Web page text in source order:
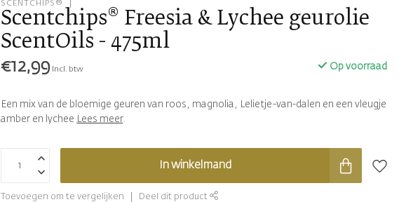
SCENTCHIPS®
Scentchips® Freesia & Lychee geurolie
ScentOils - 475ml
€12,99 Incl. btw Op voorraad
Een mix van de bloemige geuren van roos, magnolia, Lelietje-van-dalen en een vleugje
amber en lychee Lees meer.
In winkelmand
Toevoegen om te vergelijken Deel dit product